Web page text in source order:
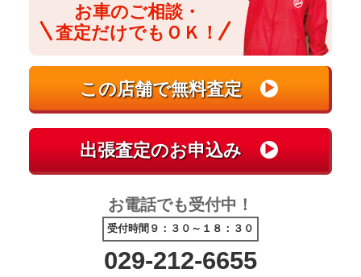
お車のご相談・
査定だけでもＯＫ！
お電話でも受付中！
受付時間９：３０～１８：３０
029-212-6655